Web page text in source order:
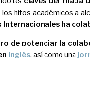
hitos académicos a
Internacionales ha
de potenciar la
inglés, así como una